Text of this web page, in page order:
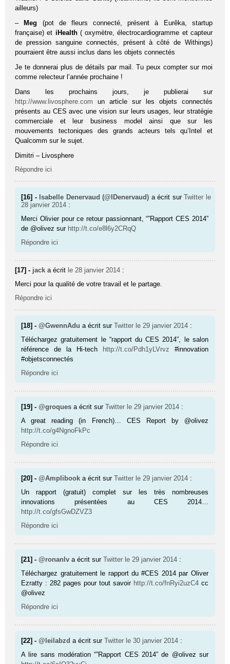
ailleurs)
–Meg (pot de fleurs connecté, présent à Eurêka, startup
française) et iHealth( oxymètre, électrocardiogramme et capteur
de pression sanguine connectés, présent à côté de Withings)
pourraient être aussi inclus dans les objets connectés
Je te donnerai plus de détails par mail. Tu peux compter sur moi
comme relecteur l’année prochaine !
Dans les prochains jours, je publierai sur
http://www.livosphere.com un article sur les objets connectés
présents au CES avec une vision sur leurs usages, leur stratégie
commerciale et leur business model ainsi que sur les
mouvements tectoniques des grands acteurs tels qu’Intel et
Qualcomm sur le sujet.
Dimitri – Livosphere
Répondre ici
[16] - Isabelle Denervaud (@IDenervaud) a écrit surTwitter le
28 janvier 2014 :
Merci Olivier pour ce retour passionnant, “”Rapport CES 2014”
de @olivez sur http://t.co/e8l6y2CRqQ
Répondre ici
[17] - jack a écrit le 28 janvier 2014 :
Merci pour la qualité de votre travail et le partage.
Répondre ici
[18] -@GwennAdu a écrit surTwitter le 29 janvier 2014 :
Téléchargez gratuitement le “rapport du CES 2014”, le salon
référence de la Hi-tech http://t.co/Pdh1yLVrvz #innovation
#objetsconnectés
Répondre ici
[19] -@groques a écrit surTwitter le 29 janvier 2014 :
A great reading (in French)… CES Report by @olivez
http://t.co/g4NgnoFkPc
Répondre ici
[20] -@Amplibook a écrit surTwitter le 29 janvier 2014 :
Un rapport (gratuit) complet sur les très nombreuses
innovations présentées au CES 2014…
http://t.co/gfsGwDZVZ3
Répondre ici
[21] -@ronanlv a écrit surTwitter le 29 janvier 2014 :
Téléchargez gratuitement le rapport du #CES 2014 par Oliver
Ezratty : 282 pages pour tout savoir http://t.co/fnRyi2uzC4cc
@olivez
Répondre ici
[22] -@leilabzd a écrit surTwitter le 30 janvier 2014 :
A lire sans modération “”Rapport CES 2014” de @olivez sur